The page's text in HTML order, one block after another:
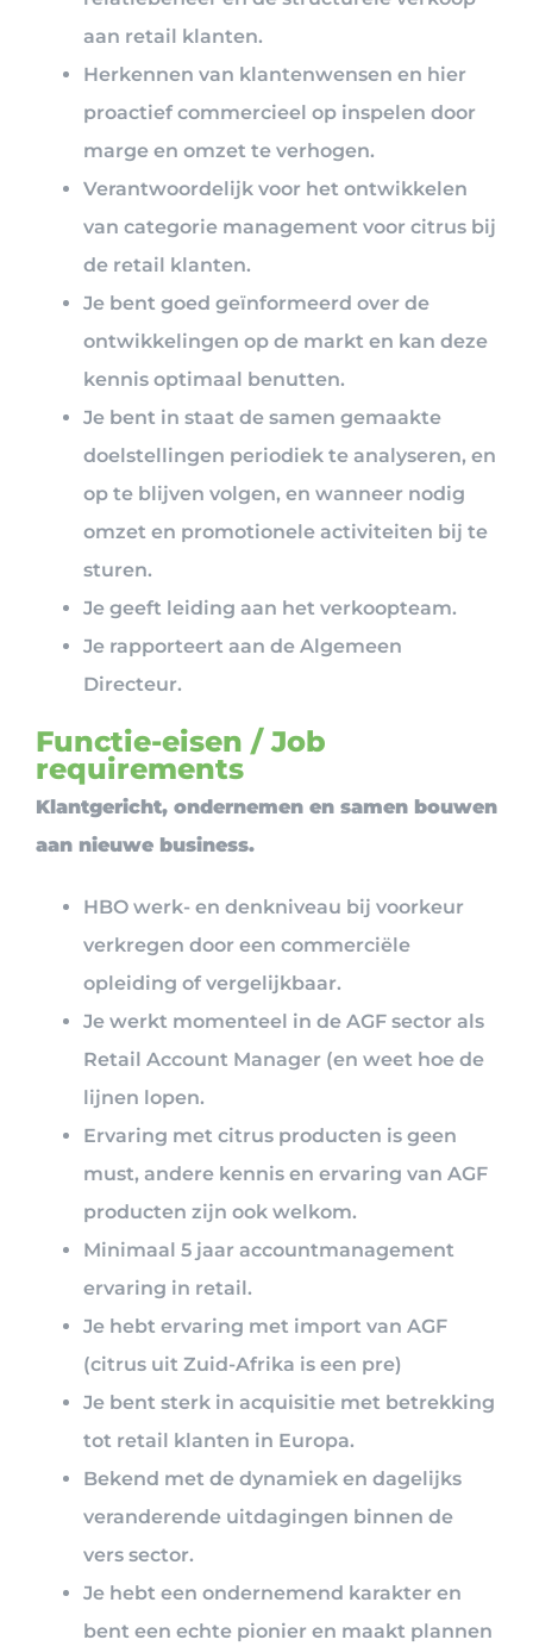
aan retail klanten.
Herkennen van klantenwensen en hier
proactief commercieel op inspelen door
marge en omzet te verhogen.
Verantwoordelijk voor het ontwikkelen
van categorie management voor citrus bij
de retail klanten.
Je bent goed geïnformeerd over de
ontwikkelingen op de markt en kan deze
kennis optimaal benutten.
Je bent in staat de samen gemaakte
doelstellingen periodiek te analyseren, en
op te blijven volgen, en wanneer nodig
omzet en promotionele activiteiten bij te
sturen.
Je geeft leiding aan het verkoopteam.
Je rapporteert aan de Algemeen
Directeur.
Functie-eisen / Job
requirements
Klantgericht, ondernemen en samen bouwen
aan nieuwe business.
HBO werk- en denkniveau bij voorkeur
verkregen door een commerciële
opleiding of vergelijkbaar.
Je werkt momenteel in de AGF sector als
Retail Account Manager (en weet hoe de
lijnen lopen.
Ervaring met citrus producten is geen
must, andere kennis en ervaring van AGF
producten zijn ook welkom.
Minimaal 5 jaar accountmanagement
ervaring in retail.
Je hebt ervaring met import van AGF
(citrus uit Zuid-Afrika is een pre)
Je bent sterk in acquisitie met betrekking
tot retail klanten in Europa.
Bekend met de dynamiek en dagelijks
veranderende uitdagingen binnen de
vers sector.
Je hebt een ondernemend karakter en
bent een echte pionier en maakt plannen